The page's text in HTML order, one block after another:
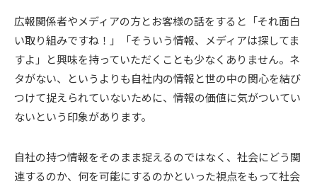
広報関係者やメディアの方とお客様の話をすると「それ面白
い取り組みですね！」「そういう情報、メディアは探してま
すよ」と興味を持っていただくことも少なくありません。ネ
タがない、というよりも自社内の情報と世の中の関心を結び
つけて捉えられていないために、情報の価値に気がついてい
ないという印象があります。
自社の持つ情報をそのまま捉えるのではなく、社会にどう関
連するのか、何を可能にするのかといった視点をもって社会